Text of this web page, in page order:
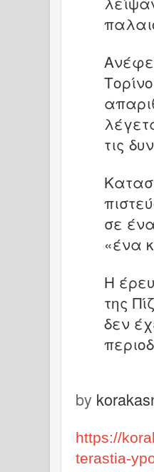
τις
σε
«ένα
Η
της
δεν
by
https://
terastia-